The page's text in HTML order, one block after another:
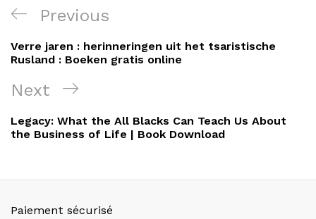
Navigation
de
l’article
Previous
Post
Previous
Verre jaren : herinneringen uit het tsaristische
Rusland : Boeken gratis online
Next
Post
Next
Legacy: What the All Blacks Can Teach Us About
the Business of Life | Book Download
Paiement sécurisé